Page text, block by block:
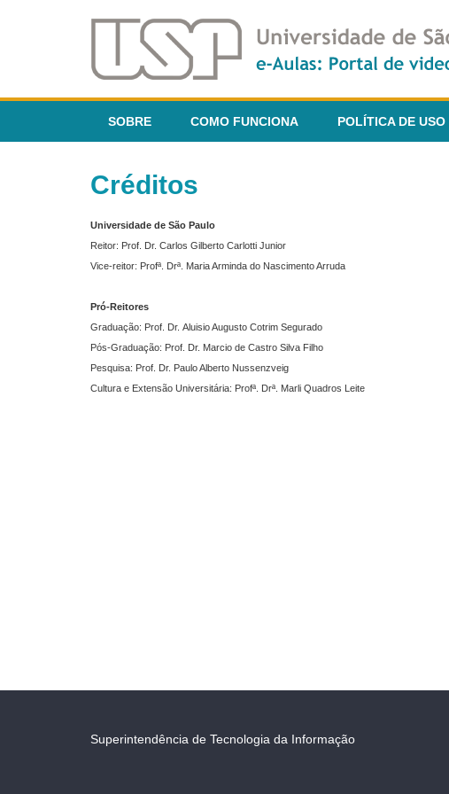
SOBRE COMO FUNCIONA POLÍTICA DE USO
Créditos
Universidade de São Paulo
Reitor: Prof. Dr. Carlos Gilberto Carlotti Junior
Vice-reitor: Profª. Drª. Maria Arminda do Nascimento Arruda
Pró-Reitores
Graduação: Prof. Dr. Aluisio Augusto Cotrim Segurado
Pós-Graduação: Prof. Dr. Marcio de Castro Silva Filho
Pesquisa: Prof. Dr. Paulo Alberto Nussenzveig
Cultura e Extensão Universitária: Profª. Drª. Marli Quadros Leite
Superintendência de Tecnologia da Informação